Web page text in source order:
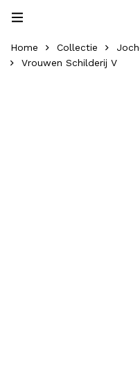
Home Collectie
Vrouwen Schilderij V